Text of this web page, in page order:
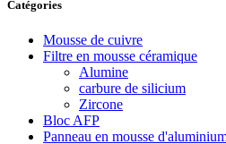
Catégories
Mousse de cuivre
Filtre en mousse céramique
Alumine
carbure de silicium
Zircone
Bloc AFP
Panneau en mousse